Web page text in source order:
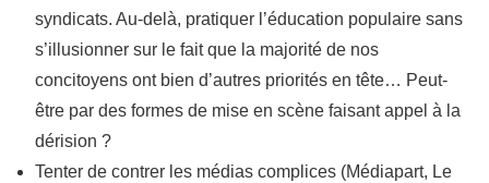
syndicats. Au-delà, pratiquer l’éducation populaire sans
s’illusionner sur le fait que la majorité de nos
concitoyens ont bien d’autres priorités en tête… Peut-
être par des formes de mise en scène faisant appel à la
dérision ?
Tenter de contrer les médias complices (Médiapart, Le